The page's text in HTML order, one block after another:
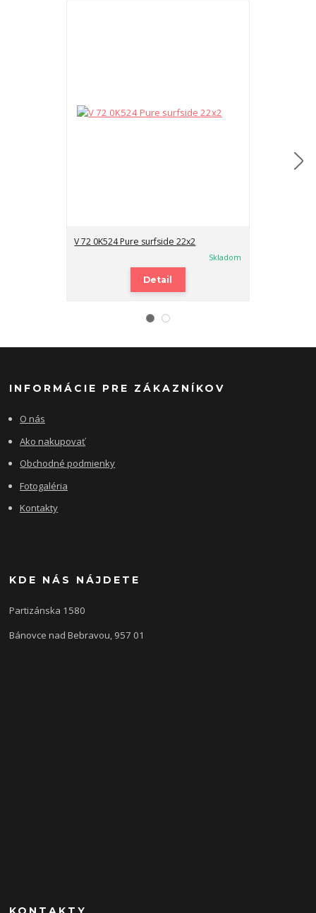
V 72 0K524 Pure surfside 22x2
Skladom
Detail
INFORMÁCIE PRE ZÁKAZNÍKOV
O nás
Ako nakupovať
Obchodné podmienky
Fotogaléria
Kontakty
KDE NÁS NÁJDETE
Partizánska 1580
Bánovce nad Bebravou, 957 01